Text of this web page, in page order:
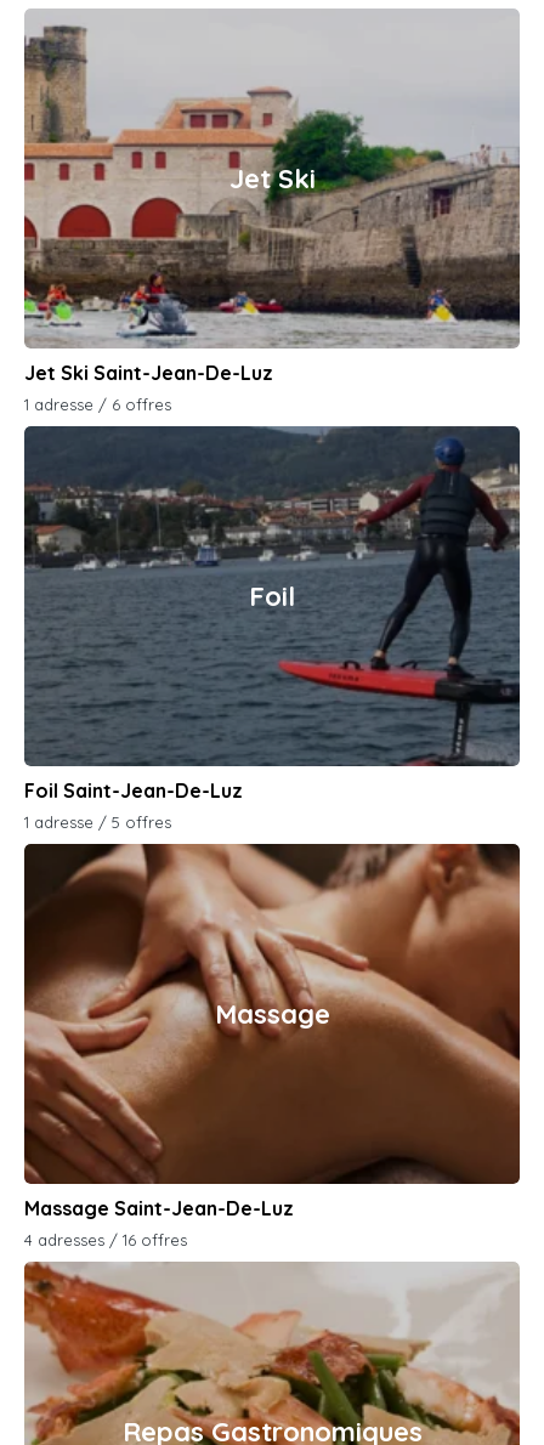
Jet Ski
Jet Ski Saint-Jean-De-Luz
1 adresse / 6 offres
Foil
Foil Saint-Jean-De-Luz
1 adresse / 5 offres
Massage
Massage Saint-Jean-De-Luz
4 adresses / 16 offres
Repas Gastronomiques